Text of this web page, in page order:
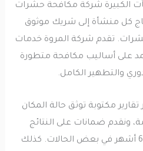
شركة مكافحة حشرات
منشأة إلى شريك موثوق
تقدم شركة المروة خدمات
أساليب مكافحة متطورة
الكامل.
مكتوبة توثق حالة المكان
ضمانات على النتائج
تمتد حتى 6 أشهر في بعض الحالات. كذلك